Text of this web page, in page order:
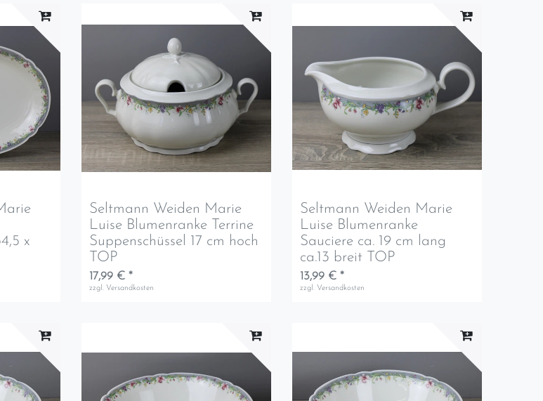
x
Seltmann Weiden Marie
Luise Blumenranke Terrine
Suppenschüssel 17 cm hoch
TOP
17,99 € *
zzgl. Versandkosten
Seltmann Weiden Marie
Luise Blumenranke
Sauciere ca. 19 cm lang
ca.13 breit TOP
13,99 € *
zzgl. Versandkosten